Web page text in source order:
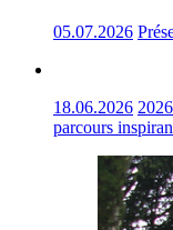
05.07.2026
18.06.2026
parcours